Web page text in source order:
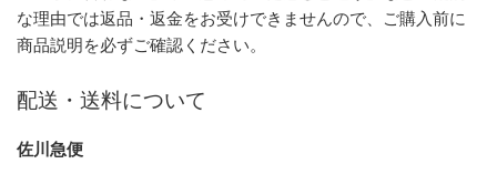
な理由では返品・返金をお受けできませんので、ご購入前に
商品説明を必ずご確認ください。
配送・送料について
佐川急便